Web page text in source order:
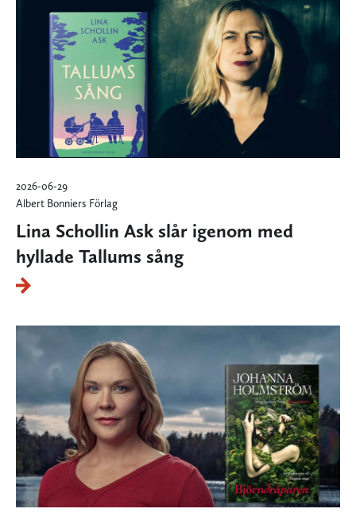
2026-06-29
Albert Bonniers Förlag
Lina Schollin Ask slår igenom med
hyllade Tallums sång